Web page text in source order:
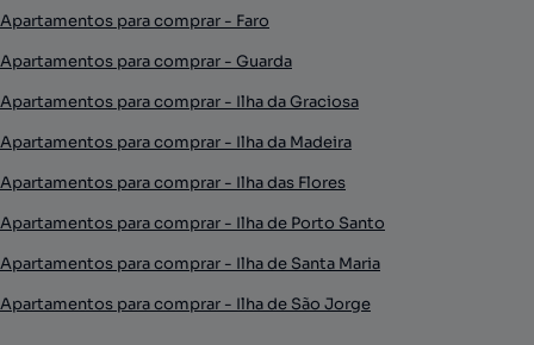
Apartamentos para comprar - Faro
Apartamentos para comprar - Guarda
Apartamentos para comprar - Ilha da Graciosa
Apartamentos para comprar - Ilha da Madeira
Apartamentos para comprar - Ilha das Flores
Apartamentos para comprar - Ilha de Porto Santo
Apartamentos para comprar - Ilha de Santa Maria
Apartamentos para comprar - Ilha de São Jorge